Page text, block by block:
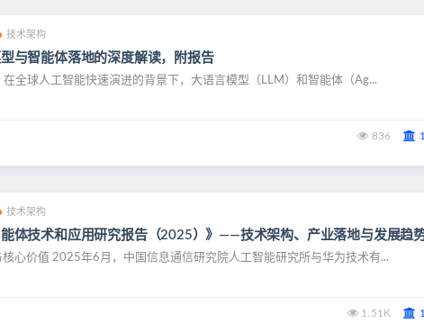
技术架构
与智能体落地的深度解读，附报告
在全球人工智能快速演进的背景下，大语言模型（LLM）和智能体（Ag...
836
技术架构
体技术和应用研究报告（2025）》——技术架构、产业落地与发展趋
心价值 2025年6月，中国信息通信研究院人工智能研究所与华为技术有...
1.51K